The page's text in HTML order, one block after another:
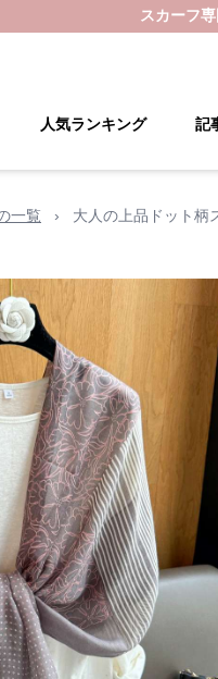
スカーフ
人気ランキング 記
一覧 › 大人の上品ドット柄